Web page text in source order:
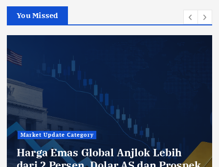
You Missed
Market Update Category
Harga Emas Global Anjlok Lebih